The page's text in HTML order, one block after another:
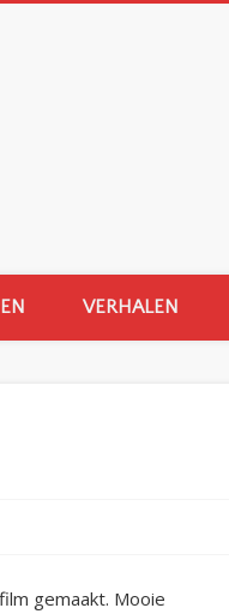
VERHALEN
gemaakt. Mooie